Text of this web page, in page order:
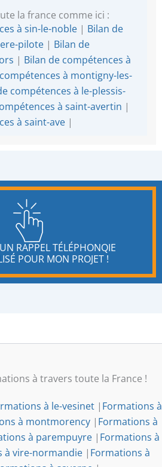
la france comme ici :
à sin-le-noble | Bilan de
pilote | Bilan de
| Bilan de compétences à
à montigny-les-
compétences à le-plessis-
à saint-avertin |
à saint-ave |
RAPPEL TÉLÉPHONQIE
POUR MON PROJET !
à travers toute la France !
à le-vesinet| Formations à
à montmorency | Formations à
à parempuyre | Formations à
à vire-normandie | Formations à